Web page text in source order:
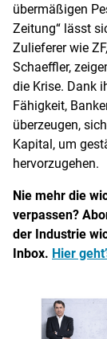
übermäßigen
Zeitung“ lässt
Zulieferer wie
Schaeffler,
die Krise. Dank
Fähigkeit,
überzeugen,
Kapital, um
hervorzugehen.
Nie mehr die
verpassen?
der Industrie
Inbox. Hier